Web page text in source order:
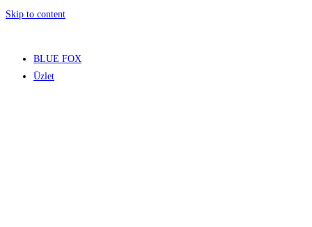
Skip to content
BLUE FOX
Üzlet